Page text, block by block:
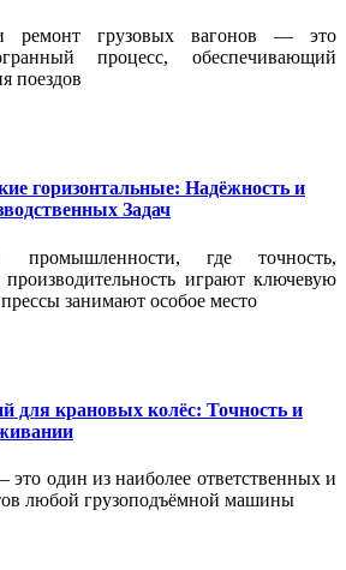
ремонт грузовых вагонов — это
процесс, обеспечивающий
поездов
горизонтальные: Надёжность и
Задач
промышленности, где точность,
играют ключевую
занимают особое место
для крановых колёс: Точность и
это один из наиболее ответственных и
любой грузоподъёмной машины